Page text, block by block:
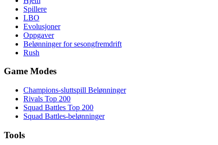
Spillere
LBO
Evolusjoner
Oppgaver
Belønninger for sesongfremdrift
Rush
Game Modes
Champions-sluttspill Belønninger
Rivals Top 200
Squad Battles Top 200
Squad Battles-belønninger
Tools